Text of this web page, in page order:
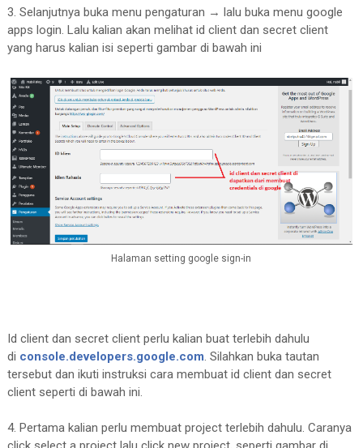
3. Selanjutnya buka menu pengaturan → lalu buka menu google
apps login. Lalu kalian akan melihat id client dan secret client
yang harus kalian isi seperti gambar di bawah ini
Halaman setting google sign-in
Id client dan secret client perlu kalian buat terlebih dahulu
di console.developers.google.com. Silahkan buka tautan
tersebut dan ikuti instruksi cara membuat id client dan secret
client seperti di bawah ini.
4. Pertama kalian perlu membuat project terlebih dahulu. Caranya